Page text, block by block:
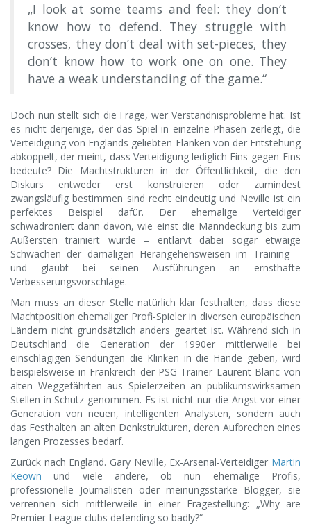
„I look at some teams and feel: they don’t
know how to defend. They struggle with
crosses, they don’t deal with set-pieces, they
don’t know how to work one on one. They
have a weak understanding of the game.“
Doch nun stellt sich die Frage, wer Verständnisprobleme hat. Ist
es nicht derjenige, der das Spiel in einzelne Phasen zerlegt, die
Verteidigung von Englands geliebten Flanken von der Entstehung
abkoppelt, der meint, dass Verteidigung lediglich Eins-gegen-Eins
bedeute? Die Machtstrukturen in der Öffentlichkeit, die den
Diskurs entweder erst konstruieren oder zumindest
zwangsläufig bestimmen sind recht eindeutig und Neville ist ein
perfektes Beispiel dafür. Der ehemalige Verteidiger
schwadroniert dann davon, wie einst die Manndeckung bis zum
Äußersten trainiert wurde – entlarvt dabei sogar etwaige
Schwächen der damaligen Herangehensweisen im Training –
und glaubt bei seinen Ausführungen an ernsthafte
Verbesserungsvorschläge.
Man muss an dieser Stelle natürlich klar festhalten, dass diese
Machtposition ehemaliger Profi-Spieler in diversen europäischen
Ländern nicht grundsätzlich anders geartet ist. Während sich in
Deutschland die Generation der 1990er mittlerweile bei
einschlägigen Sendungen die Klinken in die Hände geben, wird
beispielsweise in Frankreich der PSG-Trainer Laurent Blanc von
alten Weggefährten aus Spielerzeiten an publikumswirksamen
Stellen in Schutz genommen. Es ist nicht nur die Angst vor einer
Generation von neuen, intelligenten Analysten, sondern auch
das Festhalten an alten Denkstrukturen, deren Aufbrechen eines
langen Prozesses bedarf.
Zurück nach England. Gary Neville, Ex-Arsenal-Verteidiger Martin
Keown und viele andere, ob nun ehemalige Profis,
professionelle Journalisten oder meinungsstarke Blogger, sie
verrennen sich mittlerweile in einer Fragestellung: „Why are
Premier League clubs defending so badly?“